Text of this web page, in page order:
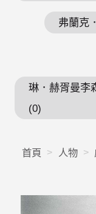
弗蘭克
琳．赫胥曼李
(0)
首頁 人物